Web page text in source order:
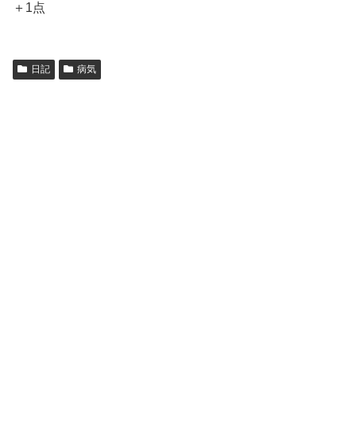
＋1点
日記 病気